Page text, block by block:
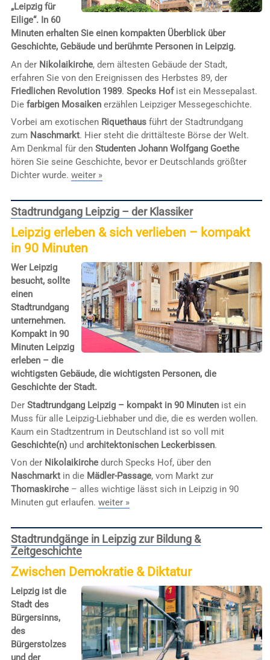
„Leipzig für
Eilige“. In 60
Minuten erhalten Sie einen kompakten Überblick über
Geschichte, Gebäude und berühmte Personen in Leipzig.
An der Nikolaikirche, dem ältesten Gebäude der Stadt,
erfahren Sie von den Ereignissen des Herbstes 89, der
Friedlichen Revolution 1989. Specks Hofist ein Messepalast.
Die farbigen Mosaikenerzählen Leipziger Messegeschichte.
Vorbei am exotischen Riquethausführt der Stadtrundgang
zum Naschmarkt. Hier steht die drittälteste Börse der Welt.
Am Denkmal für den Studenten Johann Wolfgang Goethe
hören Sie seine Geschichte, bevor er Deutschlands größter
Dichter wurde. weiter »
Stadtrundgang Leipzig – der Klassiker
Leipzig erleben & sich verlieben – kompakt
in 90 Minuten
Wer Leipzig
besucht, sollte
einen
Stadtrundgang
unternehmen.
Kompakt in 90
Minuten Leipzig
erleben – die
wichtigsten Gebäude, die wichtigsten Personen, die
Geschichte der Stadt.
Der Stadtrundgang Leipzig – kompakt in 90 Minutenist ein
Muss für alle Leipzig-Liebhaber und die, die es werden wollen.
Kaum ein Stadtzentrum in Deutschland ist so voll mit
Geschichte(n)und architektonischen Leckerbissen.
Von der Nikolaikirchedurch Specks Hof, über den
Naschmarktin die Mädler-Passage, vom Markt zur
Thomaskirche– alles wichtige lässt sich in Leipzig in 90
Minuten gut erlaufen. weiter »
Stadtrundgänge in Leipzig zur Bildung &
Zeitgeschichte
Zwischen Demokratie & Diktatur
Leipzig ist die
Stadt des
Bürgersinns,
des
Bürgerstolzes
und der